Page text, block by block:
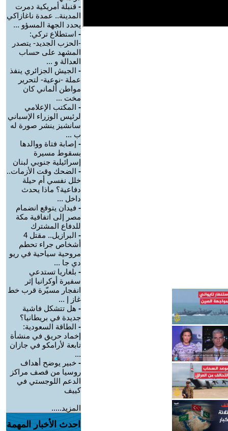
- قنبلة أمريكية دمرت
المدينة.. عمدة ناغازاكي
يحدد الجهة المسؤو ...
- استطلاع تركي:
-الحزب الجديد- يتصدر
المشهد على حساب
العدالة و ...
- الجيش الجزائري ينفذ
عملة -نوعية- لتحرير
مواطن ألماني كان
مخت ...
- المكتب الإعلامي
لرئيس الوزراء الإسباني
سانشيز ينشر صورة له
ب ...
- إصابة فتاة ووالدها
بسقوط مسيرة
إسرائيلية جنوبي لبنان
- الضحك وقت الأزمات..
خلل نفسي أم حيلة
دفاعية؟ ماذا يحدث
داخل ...
- فيدان يتوقع انضمام
مصر إلى اتفاقية مكة
للدفاع المشترك
-
البرازيل.. مقتل 4
أشخاص جراء تحطم
مروحية سياحية في ريو
دي جا ...
- بلغاريا تستدعي
سفيرة أوكرانيا إثر
انفجار مسيّرة قرب خط
غاز إ ...
- هل تتشكل فاشية
جديدة في بريطانيا؟
- الطاقة السعودية:
إخماد حريق في منشأة
تابعة لأرامكو في جازان
...
- خبير يوضح أهداف
روسيا من قصف مراكز
الدعم اللوجستي في
كييف
المزيد.....
احدث الأخبار المهمة